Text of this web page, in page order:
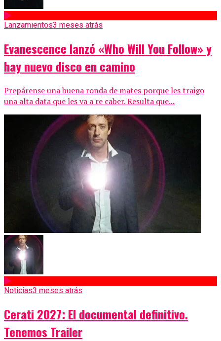
Lanzamientos3 meses atrás
Evanescence lanzó «Who Will You Follow» y
hay nuevo disco en camino
Prepárense una buena ronda de mates porque les traigo
una alta data que les va a re caber. Resulta que...
Noticias3 meses atrás
Cerati 2027: El documental definitivo.
Tenemos Trailer